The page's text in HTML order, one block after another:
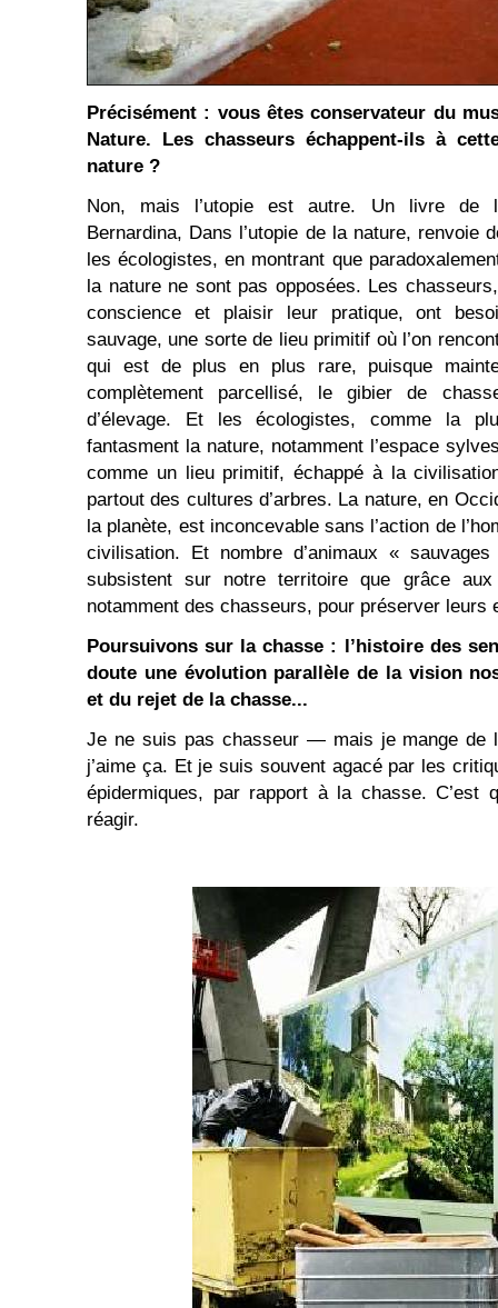
Précisément : vous êtes conservateur du
Nature. Les chasseurs échappent-ils à
nature ?
Non, mais l’utopie est autre. Un livre de
Bernardina, Dans l’utopie de la nature, renvoie
les écologistes, en montrant que
la nature ne sont pas opposées. Les
conscience et plaisir leur pratique, ont
sauvage, une sorte de lieu primitif où l’on
qui est de plus en plus rare, puisque
complètement parcellisé, le gibier de
d’élevage. Et les écologistes, comme la
fantasment la nature, notamment l’espace
comme un lieu primitif, échappé à la
partout des cultures d’arbres. La nature, en
la planète, est inconcevable sans l’action de
civilisation. Et nombre d’animaux «
subsistent sur notre territoire que grâce
notamment des chasseurs, pour préserver leurs
Poursuivons sur la chasse : l’histoire des
doute une évolution parallèle de la vision
et du rejet de la chasse...
Je ne suis pas chasseur — mais je mange de
j’aime ça. Et je suis souvent agacé par les
épidermiques, par rapport à la chasse. C’est
réagir.